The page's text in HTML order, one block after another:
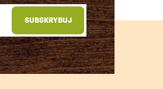
SUBSKRYBUJ